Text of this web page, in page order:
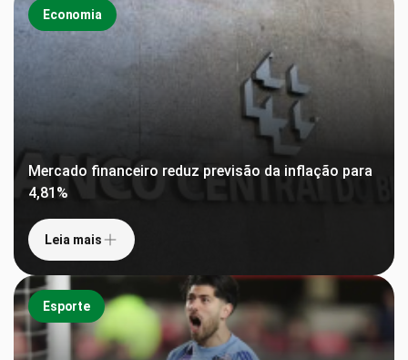
Economia
Mercado financeiro reduz previsão da inflação para
4,81%
Leia mais
Esporte